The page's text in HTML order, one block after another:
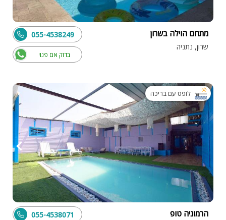
מתחם הוילה בשרון
שרון, נתניה
בדוק אם פנוי
055-4538249
לופט עם בריכה
הרמוניה טופ 055-4538071